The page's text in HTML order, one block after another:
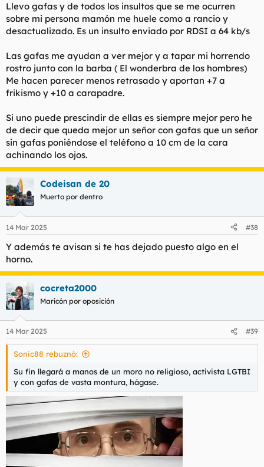
:
Llevo gafas y de todos los insultos que se me ocurren
sobre mi persona mamón me huele como a rancio y
desactualizado. Es un insulto enviado por RDSI a 64 kb/s
Las gafas me ayudan a ver mejor y a tapar mi horrendo
rostro junto con la barba ( El wonderbra de los hombres)
Me hacen parecer menos retrasado y aportan +7 a
frikismo y +10 a carapadre.
Si uno puede prescindir de ellas es siempre mejor pero he
de decir que queda mejor un señor con gafas que un señor
sin gafas poniéndose el teléfono a 10 cm de la cara
achinando los ojos.
Codeisan de 20
Muerto por dentro
14 Mar 2025 #38
Y además te avisan si te has dejado puesto algo en el
horno.
cocreta2000
Maricón por oposición
14 Mar 2025 #39
Sonic88 rebuznó:
Su fin llegará a manos de un moro no religioso, activista LGTBI
y con gafas de vasta montura, hágase.